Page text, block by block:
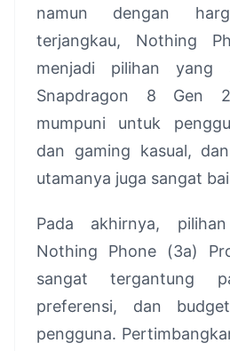
namun dengan
terjangkau, Nothing
menjadi pilihan yang
Snapdragon 8 Gen
mumpuni untuk
dan gaming kasual,
utamanya juga sangat
Pada akhirnya,
Nothing Phone (3a)
sangat tergantung
preferensi, dan
pengguna.